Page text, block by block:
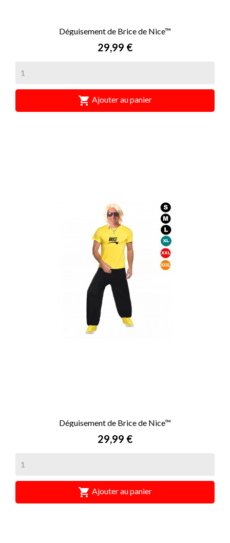
Déguisement de Brice de Nice™
Prix
29,99 €
 Ajouter au panier
Déguisement de Brice de Nice™
Prix
29,99 €
 Ajouter au panier